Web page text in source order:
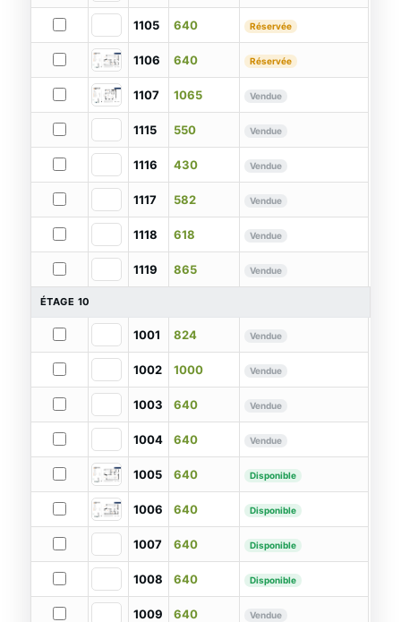
1105 640 Réservée
1106 640 Réservée
1107 1065 Vendue
1115 550 Vendue
1116 430 Vendue
1117 582 Vendue
1118 618 Vendue
1119 865 Vendue
ÉTAGE 10
1001 824 Vendue
1002 1000 Vendue
1003 640 Vendue
1004 640 Vendue
1005 640 Disponible
1006 640 Disponible
1007 640 Disponible
1008 640 Disponible
1009 640 Vendue